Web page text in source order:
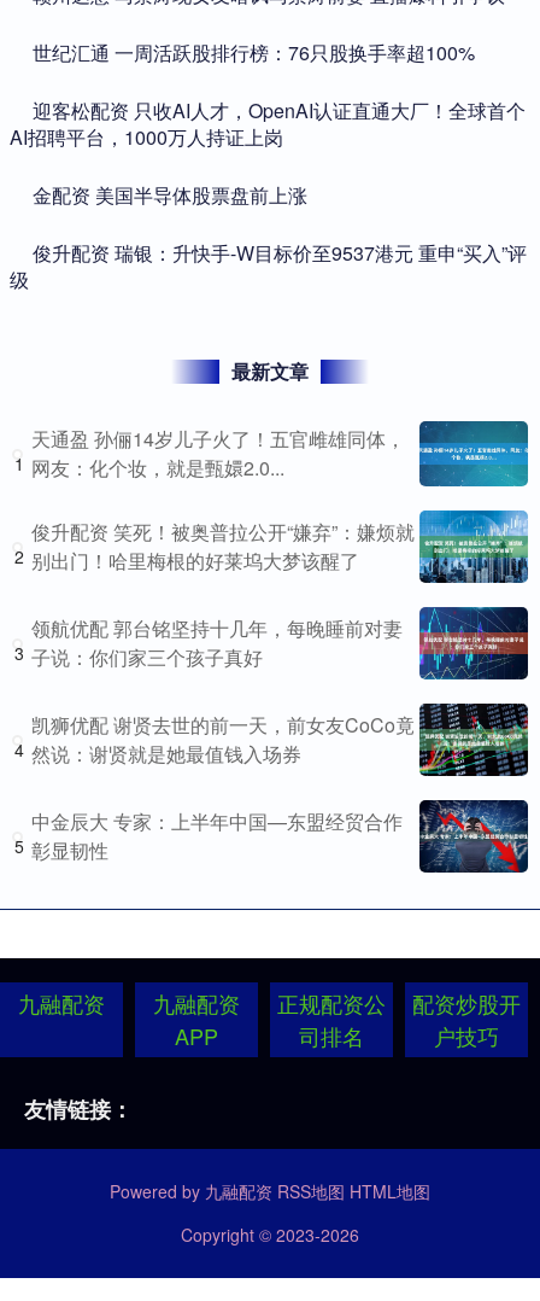
​世纪汇通 一周活跃股排行榜：76只股换手率超100%
​迎客松配资 只收AI人才，OpenAI认证直通大厂！全球首个
AI招聘平台，1000万人持证上岗
​金配资 美国半导体股票盘前上涨
​俊升配资 瑞银：升快手-W目标价至9537港元 重申“买入”评
级
最新文章
1
天通盈 孙俪14岁儿子火了！五官雌雄同体，
网友：化个妆，就是甄嬛2.0...
2
俊升配资 笑死！被奥普拉公开“嫌弃”：嫌烦就
别出门！哈里梅根的好莱坞大梦该醒了
3
领航优配 郭台铭坚持十几年，每晚睡前对妻
子说：你们家三个孩子真好
4
凯狮优配 谢贤去世的前一天，前女友CoCo竟
然说：谢贤就是她最值钱入场券
5
中金辰大 专家：上半年中国—东盟经贸合作
彰显韧性
九融配资
九融配资
APP
正规配资公
司排名
配资炒股开
户技巧
友情链接：
Powered by 九融配资 RSS地图 HTML地图
Copyright © 2023-2026